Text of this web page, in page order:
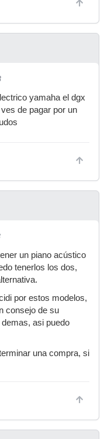
yamaha el dgx
de pagar por un
un piano acústico
tenerlos los dos,
por estos modelos,
consejo de su
asi puedo
una compra, si